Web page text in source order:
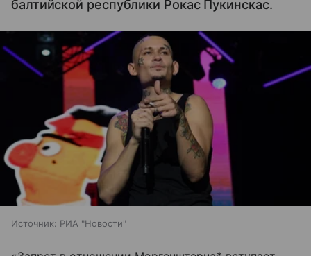
балтийской республики Рокас Пукинскас.
Источник: РИА "Новости"